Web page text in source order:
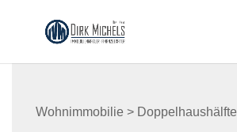
content
Wohnimmobilie > Doppelhaushälfte